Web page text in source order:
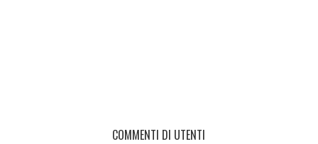
COMMENTI DI UTENTI